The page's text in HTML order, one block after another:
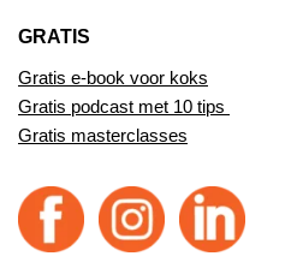
GRATIS
Gratis e-book voor koks
Gratis podcast met 10 tips
Gratis masterclasses